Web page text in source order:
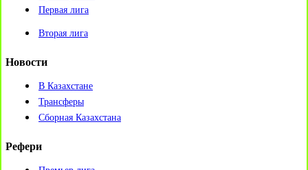
Первая лига
Вторая лига
Новости
В Казахстане
Трансферы
Сборная Казахстана
Рефери